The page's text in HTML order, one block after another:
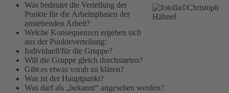
Was bedeutet die Verteilung der
Punkte für die Arbeitsphasen der
anstehenden Arbeit?
Welche Konsequenzen ergeben sich
aus der Punkteverteilung:
Individuell/für die Gruppe?
Will die Gruppe gleich durchstarten?
Gibt es etwas vorab zu klären?
Was ist der Hauptpunkt?
Was darf als „bekannt“ angesehen werden?